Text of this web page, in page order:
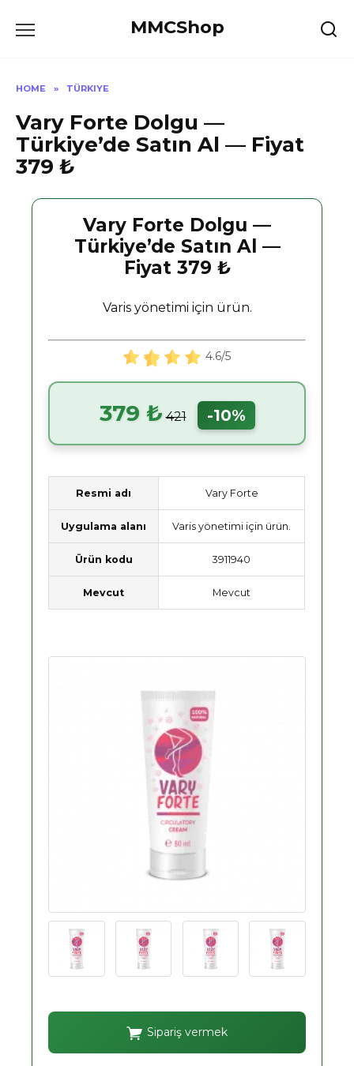
MMCShop
HOME » TÜRKIYE
Vary Forte Dolgu —
Türkiye’de Satın Al — Fiyat
379 ₺
Vary Forte Dolgu —
Türkiye’de Satın Al —
Fiyat 379 ₺
Varis yönetimi için ürün.
4.6/5
379 ₺ 421 -10%
Resmi adı Vary Forte
Uygulama alanı Varis yönetimi için ürün.
Ürün kodu 3911940
Mevcut Mevcut
Sipariş vermek